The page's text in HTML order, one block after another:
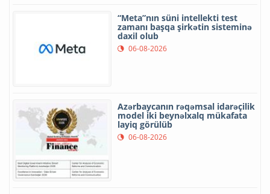
“Meta”nın süni intellekti test
zamanı başqa şirkətin sisteminə
daxil olub
06-08-2026
Azərbaycanın rəqəmsal idarəçilik
model iki beynəlxalq mükafata
layiq görülüb
06-08-2026